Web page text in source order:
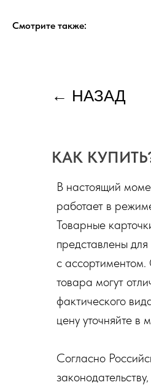
Смотрите также:
← НАЗАД
В настоящий
работает в
Товарные
представлены
с
товара могут
фактического
цену уточняйте в
Согласно
законодательству,
КАК